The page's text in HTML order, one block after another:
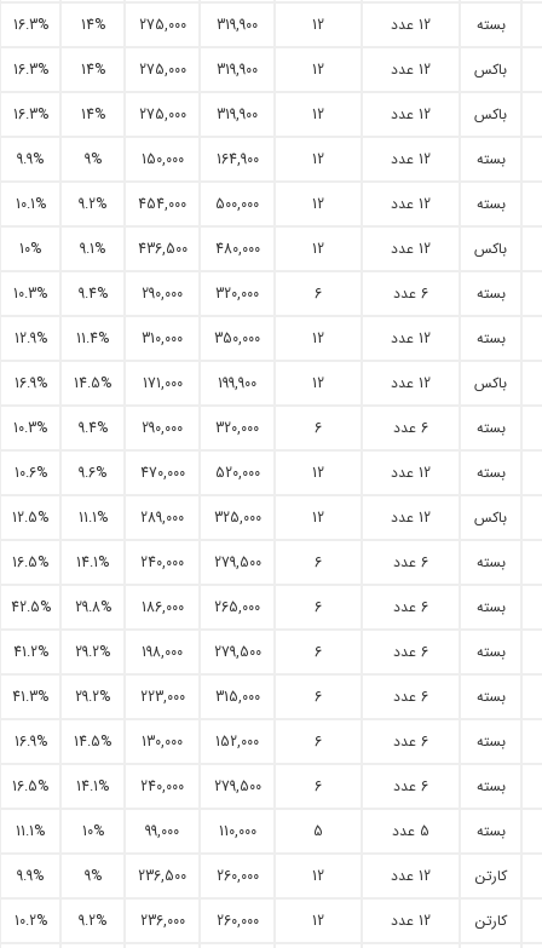
بسته
12 عدد 12
319,900
275,000
14%
16.3%
باکس
12 عدد 12
319,900
275,000
14%
16.3%
باکس
12 عدد 12
319,900
275,000
14%
16.3%
بسته
12 عدد 12
164,900
150,000
9%
9.9%
بسته
12 عدد 12
500,000
454,000
9.2%
10.1%
باکس
12 عدد 12
480,000
436,500
9.1%
10%
بسته
6 عدد 6
320,000
290,000
9.4%
10.3%
بسته
12 عدد 12
350,000
310,000
11.4%
12.9%
باکس
12 عدد 12
199,900
171,000
14.5%
16.9%
بسته
6 عدد 6
320,000
290,000
9.4%
10.3%
بسته
12 عدد 12
520,000
470,000
9.6%
10.6%
باکس
12 عدد 12
325,000
289,000
11.1%
12.5%
بسته
6 عدد 6
279,500
240,000
14.1%
16.5%
بسته
6 عدد 6
265,000
186,000
29.8%
42.5%
بسته
6 عدد 6
279,500
198,000
29.2%
41.2%
بسته
6 عدد 6
315,000
223,000
29.2%
41.3%
بسته
6 عدد 6
152,000
130,000
14.5%
16.9%
بسته
6 عدد 6
279,500
240,000
14.1%
16.5%
بسته
5 عدد 5
110,000
99,000
10%
11.1%
کارتن
12 عدد 12
260,000
236,500
9%
9.9%
کارتن
12 عدد 12
260,000
236,000
9.2%
10.2%